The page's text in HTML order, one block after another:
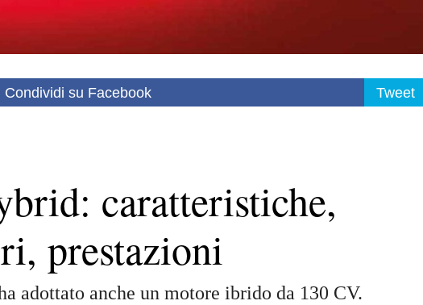
Condividi su Facebook Tweet
caratteristiche,
prestazioni
adottato anche un motore ibrido da 130 CV.